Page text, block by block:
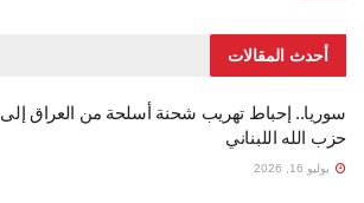
أحدث المقالات
سوريا.. إحباط تهريب شحنة أسلحة من العراق إلى
حزب الله اللبناني
يوليو 16, 2026